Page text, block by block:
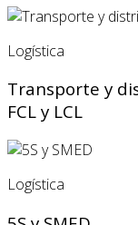
Logística
Transporte y
FCL y LCL
Logística